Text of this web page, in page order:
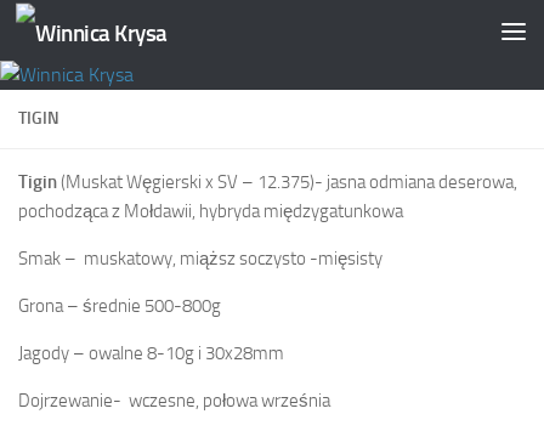
Skip to content
TIGIN
Tigin(Muskat Węgierski x SV – 12.375)- jasna odmiana deserowa,
pochodząca z Mołdawii, hybryda międzygatunkowa
Smak – muskatowy, miąższ soczysto -mięsisty
Grona – średnie 500-800g
Jagody – owalne 8-10g i 30x28mm
Dojrzewanie- wczesne, połowa września